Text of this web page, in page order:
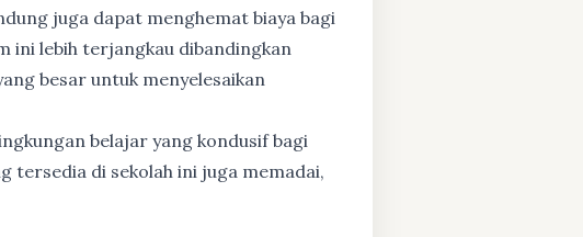
juga dapat menghemat biaya bagi
ini lebih terjangkau dibandingkan
besar untuk menyelesaikan
belajar yang kondusif bagi
tersedia di sekolah ini juga memadai,